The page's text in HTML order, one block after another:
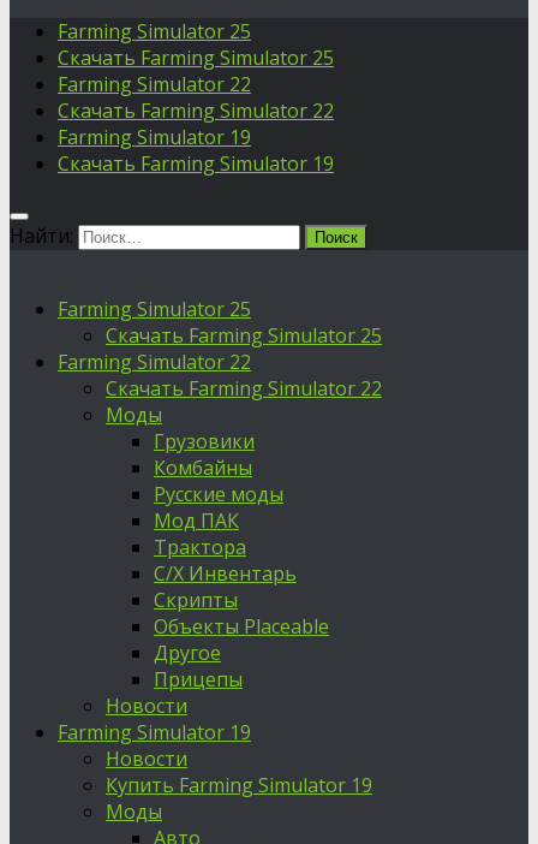
Farming Simulator 25
Скачать Farming Simulator 25
Farming Simulator 22
Скачать Farming Simulator 22
Farming Simulator 19
Скачать Farming Simulator 19
Найти:
Farming Simulator 25
Скачать Farming Simulator 25
Farming Simulator 22
Скачать Farming Simulator 22
Моды
Грузовики
Комбайны
Русские моды
Мод ПАК
Трактора
С/Х Инвентарь
Скрипты
Объекты Placeable
Другое
Прицепы
Новости
Farming Simulator 19
Новости
Купить Farming Simulator 19
Моды
Авто